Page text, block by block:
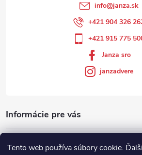
Tento web používa súbory cookie.
Informácie pre vás
info@janza.sk
+421 904 326
+421 915 775
Janza sro
janzadvere